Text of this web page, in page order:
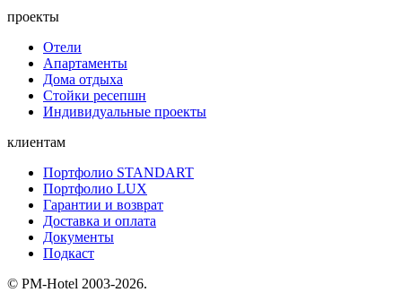
проекты
Отели
Апартаменты
Дома отдыха
Стойки ресепшн
Индивидуальные проекты
клиентам
Портфолио STANDART
Портфолио LUX
Гарантии и возврат
Доставка и оплата
Документы
Подкаст
© PM-Hotel 2003-2026.